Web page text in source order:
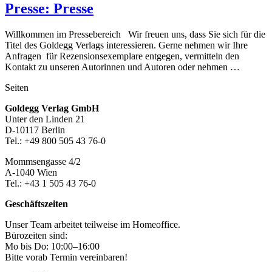
Presse: Presse
Willkommen im Pressebereich Wir freuen uns, dass Sie sich für die
Titel des Goldegg Verlags interessieren. Gerne nehmen wir Ihre
Anfragen für Rezensionsexemplare entgegen, vermitteln den
Kontakt zu unseren Autorinnen und Autoren oder nehmen …
Seiten
Footer-
Section
Goldegg Verlag GmbH
Unter den Linden 21
D-10117 Berlin
Tel.: +49 800 505 43 76-0
Mommsengasse 4/2
A-1040 Wien
Tel.: +43 1 505 43 76-0
Geschäftszeiten
Unser Team arbeitet teilweise im Homeoffice.
Bürozeiten sind:
Mo bis Do: 10:00–16:00
Bitte vorab Termin vereinbaren!